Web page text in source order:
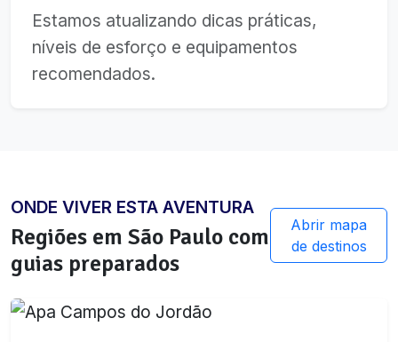
Estamos atualizando dicas práticas,
níveis de esforço e equipamentos
recomendados.
ONDE VIVER ESTA AVENTURA
Regiões em São Paulo com
guias preparados
Abrir mapa
de destinos